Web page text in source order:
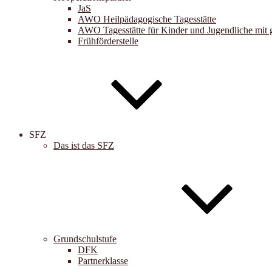
JaS
AWO Heilpädagogische Tagesstätte
AWO Tagesstätte für Kinder und Jugendliche mit
Frühförderstelle
SFZ
Das ist das SFZ
Grundschulstufe
DFK
Partnerklasse